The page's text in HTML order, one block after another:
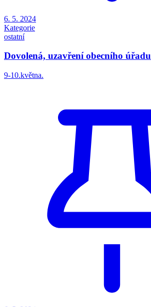
6. 5. 2024
Kategorie
ostatní
Dovolená, uzavření obecního úřadu
9-10.května.